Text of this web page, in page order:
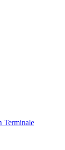
Terminale